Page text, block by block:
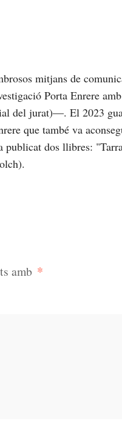
mitjans de
Porta Enrere
del jurat)—. El 2023
que també va
dos llibres:
amb *